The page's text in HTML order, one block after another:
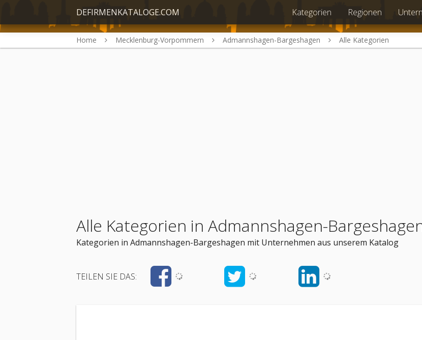
DEFIRMENKATALOGE.COM Kategorien Regionen
Home Mecklenburg-Vorpommern Admannshagen-Bargeshagen Alle Kategorien
Alle Kategorien in Admannshagen-
Kategorien in Admannshagen-Bargeshagen mit Unternehmen aus unserem Katalog
TEILEN SIE DAS: